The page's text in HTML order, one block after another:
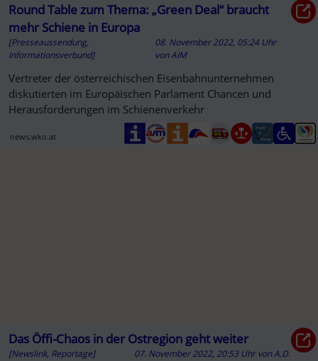
Round Table zum Thema: „Green Deal“ braucht
mehr Schiene in Europa
[Presseaussendung,
Informationsverbund]
08. November 2022, 05:24 Uhr
vonAIM
Vertreter der österreichischen Eisenbahnunternehmen
diskutierten im Europäischen Parlament Chancen und
Herausforderungen im Schienenverkehr
news.wko.at
Das Öffi-Chaos in der Ostregion geht weiter
[Newslink, Reportage] 07. November 2022, 20:53 Uhr vonA.D.